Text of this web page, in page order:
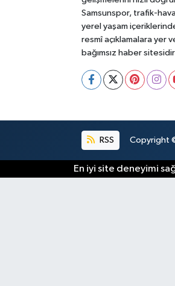
Samsunspor, trafik-
yerel yaşam
resmî açıklamalara yer
bağımsız haber
RSS Copyright
En iyi site deneyimi